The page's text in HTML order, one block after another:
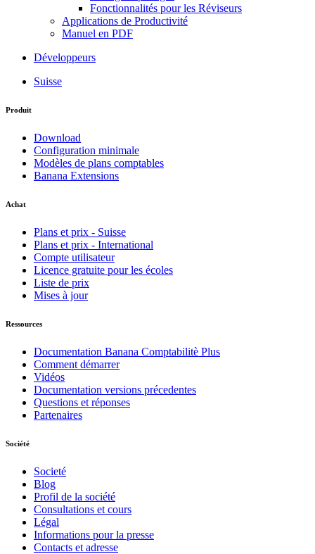
Fonctionnalités pour les Réviseurs
Applications de Productivité
Manuel en PDF
Développeurs
Suisse
Produit
Download
Configuration minimale
Modèles de plans comptables
Banana Extensions
Achat
Plans et prix - Suisse
Plans et prix - International
Compte utilisateur
Licence gratuite pour les écoles
Liste de prix
Mises à jour
Ressources
Documentation Banana Comptabilitè Plus
Comment démarrer
Vidéos
Documentation versions précedentes
Questions et réponses
Partenaires
Société
Societé
Blog
Profil de la société
Consultations et cours
Légal
Informations pour la presse
Contacts et adresse